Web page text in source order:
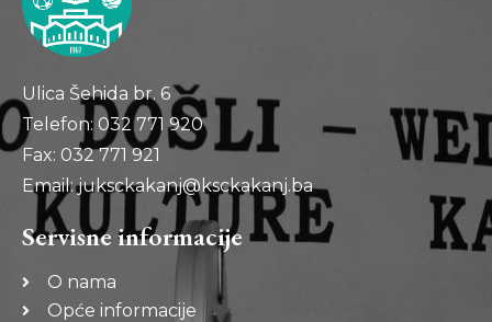
Ulica Šehida br. 6
Telefon: 032 771 920
Fax: 032 771 921
Email: juksckakanj@ksckakanj.ba
Servisne informacije
O nama
Opće informacije